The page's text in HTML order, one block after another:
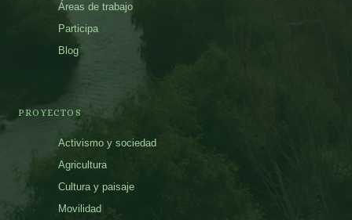
Áreas de trabajo
Participa
Blog
PROYECTOS
Activismo y sociedad
Agricultura
Cultura y paisaje
Movilidad